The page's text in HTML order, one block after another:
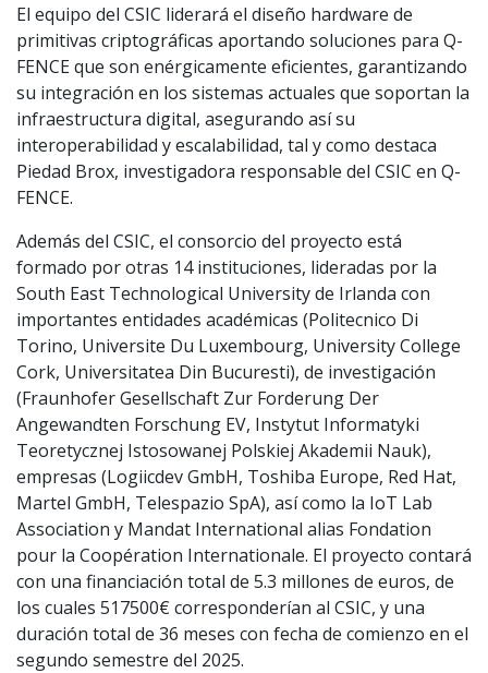
El equipo del CSIC liderará el diseño hardware de
primitivas criptográficas aportando soluciones para Q-
FENCE que son enérgicamente eficientes, garantizando
su integración en los sistemas actuales que soportan la
infraestructura digital, asegurando así su
interoperabilidad y escalabilidad, tal y como destaca
Piedad Brox, investigadora responsable del CSIC en Q-
FENCE.
Además del CSIC, el consorcio del proyecto está
formado por otras 14 instituciones, lideradas por la
South East Technological University de Irlanda con
importantes entidades académicas (Politecnico Di
Torino, Universite Du Luxembourg, University College
Cork, Universitatea Din Bucuresti), de investigación
(Fraunhofer Gesellschaft Zur Forderung Der
Angewandten Forschung EV, Instytut Informatyki
Teoretycznej Istosowanej Polskiej Akademii Nauk),
empresas (Logiicdev GmbH, Toshiba Europe, Red Hat,
Martel GmbH, Telespazio SpA), así como la IoT Lab
Association y Mandat International alias Fondation
pour la Coopération Internationale. El proyecto contará
con una financiación total de 5.3 millones de euros, de
los cuales 517500€ corresponderían al CSIC, y una
duración total de 36 meses con fecha de comienzo en el
segundo semestre del 2025.